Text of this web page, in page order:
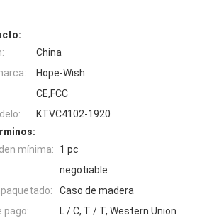
China
Hope-Wish
CE,FCC
KTVC4102-1920
mínima:
1 pc
negotiable
Caso de madera
pago:
L / C, T / T, Western Union